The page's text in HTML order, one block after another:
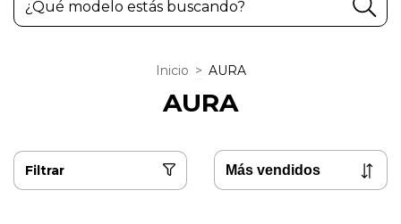
Inicio > AURA
AURA
Filtrar